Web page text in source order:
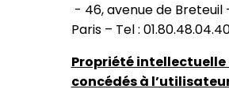
- 46, avenue de Breteuil
Paris – Tel :
Propriété
concédés à